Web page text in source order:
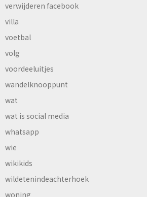
verwijderen facebook
villa
voetbal
volg
voordeeluitjes
wandelknooppunt
wat
wat is social media
whatsapp
wie
wikikids
wildetenindeachterhoek
woning